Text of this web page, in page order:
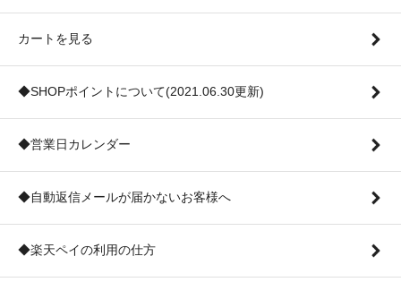
カートを見る
◆SHOPポイントについて(2021.06.30更新)
◆営業日カレンダー
◆自動返信メールが届かないお客様へ
◆楽天ペイの利用の仕方